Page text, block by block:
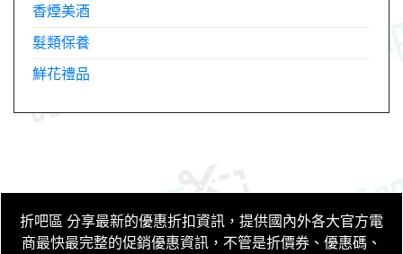
香煙美酒
髮類保養
鮮花禮品
折吧區 分享最新的優惠折扣資訊，提供國內外各大官方電
商最快最完整的促銷優惠資訊，不管是折價券、優惠碼、